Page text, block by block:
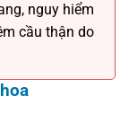
nguy hiểm
cầu thận do